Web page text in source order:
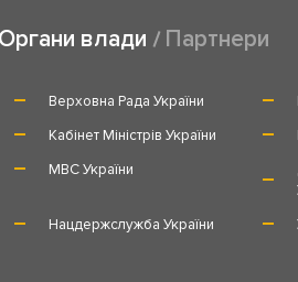
Органи влади Партнери
Верховна Рада України
Кабінет Міністрів України
МВС України
Нацдержслужба України